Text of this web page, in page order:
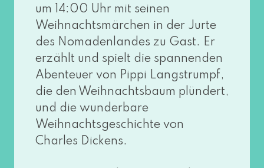
um 14:00 Uhr mit sei­nen
Weihnachtsmärchen in der Jurte
des Nomadenlandes zu Gast. Er
erzählt und spielt die span­nen­den
Abenteuer von Pippi Langstrumpf,
die den Weihnachtsbaum plün­dert,
und die wun­der­ba­re
Weihnachtsgeschichte von
Charles Dickens.